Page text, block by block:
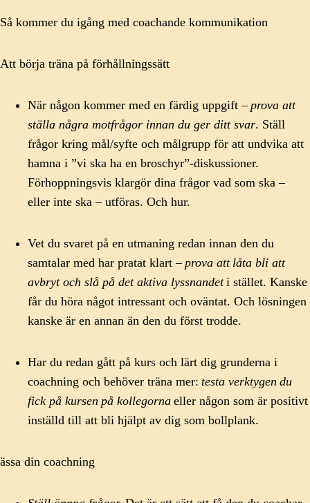
Så kommer du igång med coachande kommunikation
Att börja träna på förhållningssätt
När någon kommer med en färdig uppgift – prova att
ställa några motfrågor innan du ger ditt svar. Ställ
frågor kring mål/syfte och målgrupp för att undvika att
hamna i ”vi ska ha en broschyr”-diskussioner.
Förhoppningsvis klargör dina frågor vad som ska –
eller inte ska – utföras. Och hur.
Vet du svaret på en utmaning redan innan den du
samtalar med har pratat klart – prova att låta bli att
avbryt och slå på det aktiva lyssnandeti stället. Kanske
får du höra något intressant och oväntat. Och lösningen
kanske är en annan än den du först trodde.
Har du redan gått på kurs och lärt dig grunderna i
coachning och behöver träna mer: testa verktygen du
fick på kursen på kollegorna eller någon som är positivt
inställd till att bli hjälpt av dig som bollplank.
ässa din coachning